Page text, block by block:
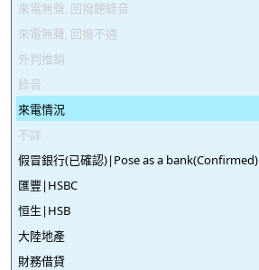
來電無聲, 回撥聽錄音
來電無聲, 回撥不通
外判推銷
錄音
來電情況
不詳
假冒銀行(已確認)|Pose as a bank(Confirmed)
匯豐|HSBC
恒生|HSB
大陸地產
財務借貸